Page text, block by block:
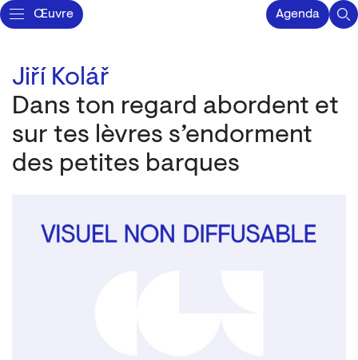
Œuvre Agenda
Jiří Kolář
Dans ton regard abordent et
sur tes lèvres s’endorment
des petites barques